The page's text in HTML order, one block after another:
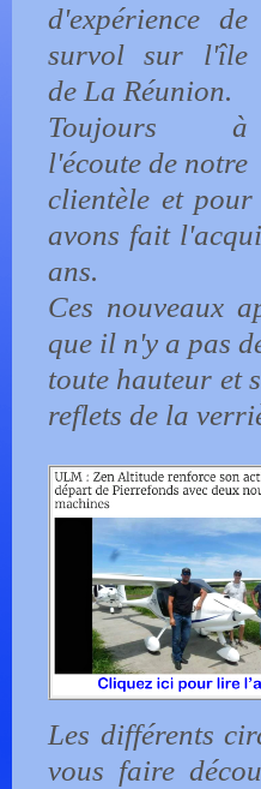
d'expérience de
survol sur l'île
de La Réunion.
Toujours à
l'écoute de notre
clientèle et
avons fait
ans.
Ces nouveaux
que il n'y a pas
toute hauteur et
reflets de la
Les différents
vous faire